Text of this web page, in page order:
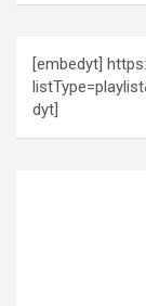
[embedyt]
dyt]